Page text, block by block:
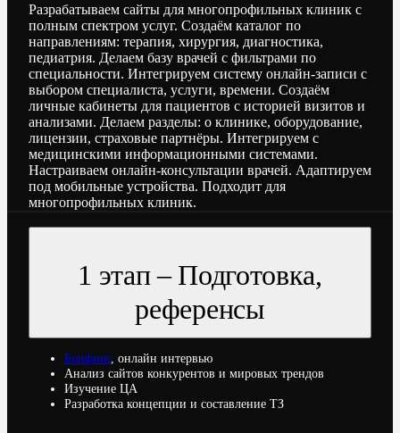
Разрабатываем сайты для многопрофильных клиник с
полным спектром услуг. Создаём каталог по
направлениям: терапия, хирургия, диагностика,
педиатрия. Делаем базу врачей с фильтрами по
специальности. Интегрируем систему онлайн-записи с
выбором специалиста, услуги, времени. Создаём
личные кабинеты для пациентов с историей визитов и
анализами. Делаем разделы: о клинике, оборудование,
лицензии, страховые партнёры. Интегрируем с
медицинскими информационными системами.
Настраиваем онлайн-консультации врачей. Адаптируем
под мобильные устройства. Подходит для
многопрофильных клиник.
1 этап – Подготовка,
референсы
Брифинг, онлайн интервью
Анализ сайтов конкурентов и мировых трендов
Изучение ЦА
Разработка концепции и составление ТЗ